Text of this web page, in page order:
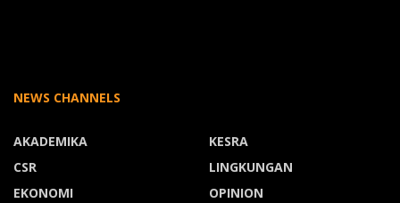
NEWS CHANNELS
AKADEMIKA
CSR
EKONOMI
KESRA
LINGKUNGAN
OPINION